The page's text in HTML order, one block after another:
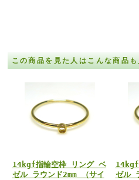
この商品を見た人はこんな商品
14kgf指輪空枠 リング ベ
ゼル ラウンド2mm （サイ
14kgf
ゼル